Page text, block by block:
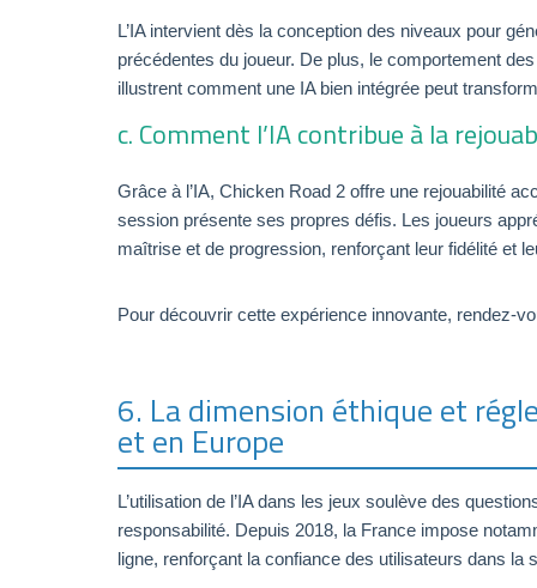
L’IA intervient dès la conception des niveaux pour
précédentes du joueur. De plus, le comportement
illustrent comment une IA bien intégrée peut
c. Comment l’IA contribue à la
Grâce à l’IA, Chicken Road 2 offre une rejouabilité
session présente ses propres défis. Les joueurs
maîtrise et de progression, renforçant leur fidélité et
Pour découvrir cette expérience innovante, rendez-
6. La dimension éthique et
et en Europe
L’utilisation de l’IA dans les jeux soulève des
responsabilité. Depuis 2018, la France impose
ligne, renforçant la confiance des utilisateurs dans la